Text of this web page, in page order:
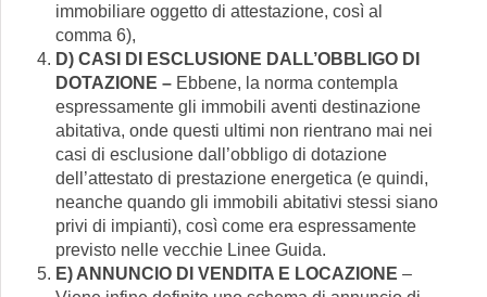
immobiliare oggetto di attestazione, così al
comma 6),
D) CASI DI ESCLUSIONE DALL’OBBLIGO DI
DOTAZIONE – Ebbene, la norma contempla
espressamente gli immobili aventi destinazione
abitativa, onde questi ultimi non rientrano mai nei
casi di esclusione dall’obbligo di dotazione
dell’attestato di prestazione energetica (e quindi,
neanche quando gli immobili abitativi stessi siano
privi di impianti), così come era espressamente
previsto nelle vecchie Linee Guida.
E) ANNUNCIO DI VENDITA E LOCAZIONE –